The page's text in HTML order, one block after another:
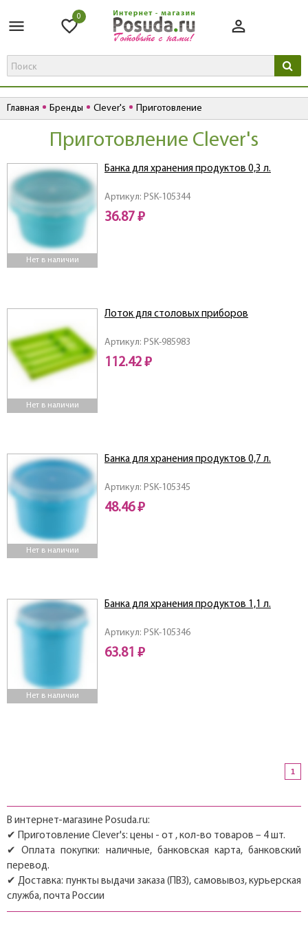
0
Главная Бренды Clever's Приготовление
Приготовление Clever's
Нет в наличии
Артикул: PSK-105344
Банка для хранения продуктов 0,3 л.
36.87 ₽
Нет в наличии
Артикул: PSK-985983
Лоток для столовых приборов
112.42 ₽
Нет в наличии
Артикул: PSK-105345
Банка для хранения продуктов 0,7 л.
48.46 ₽
Нет в наличии
Артикул: PSK-105346
Банка для хранения продуктов 1,1 л.
63.81 ₽
1
В интернет-магазине Posuda.ru:
✔ Приготовление Clever's: цены - от , кол-во товаров – 4 шт.
✔ Оплата покупки: наличные, банковская карта, банковский
перевод.
✔ Доставка: пункты выдачи заказа (ПВЗ), самовывоз, курьерская
служба, почта России